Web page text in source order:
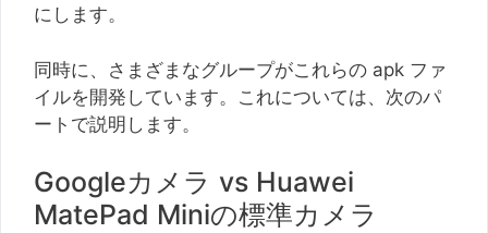
にします。
同時に、さまざまなグループがこれらの apk ファ
イルを開発しています。これについては、次のパ
ートで説明します。
Googleカメラ vs Huawei
MatePad Miniの標準カメラ